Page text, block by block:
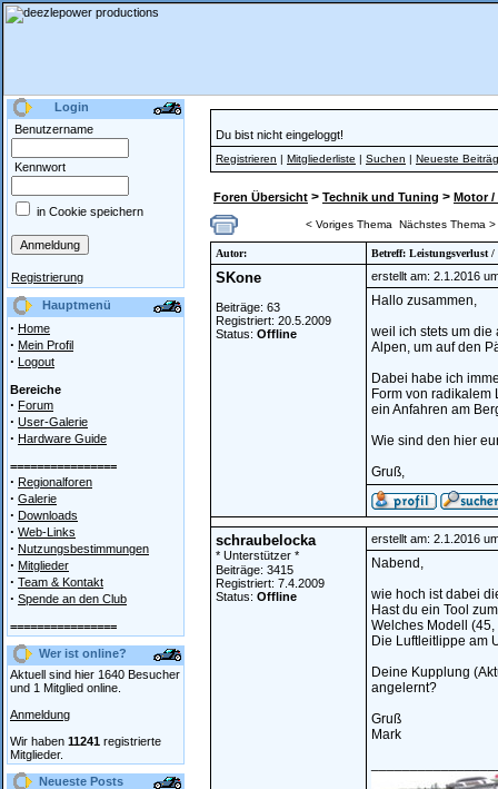
Login
Benutzername
Kennwort
in Cookie speichern
Registrierung
Hauptmenü
· Home
· Mein Profil
· Logout
Bereiche
· Forum
· User-Galerie
· Hardware Guide
================
· Regionalforen
· Galerie
· Downloads
· Web-Links
· Nutzungsbestimmungen
· Mitglieder
· Team & Kontakt
· Spende an den Club
================
Wer ist online?
Aktuell sind hier 1640 Besucher
und 1 Mitglied online.
Anmeldung
Wir haben 11241 registrierte
Mitglieder.
Neueste Posts
Du bist nicht eingeloggt!
Registrieren | Mitgliederliste | Suchen | Neueste
Foren Übersicht > Technik und Tuning > Motor /
< Voriges Thema Nächstes Thema >
Autor: Betreff: Leistungsverlust /
SKone
Beiträge: 63
Registriert: 20.5.2009
Status: Offline
erstellt am: 2.1.2016
Hallo zusammen,
weil ich stets um die
Alpen, um auf den
Dabei habe ich
Form von
ein Anfahren am
Wie sind den hier
Gruß,
schraubelocka
* Unterstützer *
Beiträge: 3415
Registriert: 7.4.2009
Status: Offline
erstellt am: 2.1.2016
Nabend,
wie hoch ist dabei
Hast du ein Tool
Welches Modell (45,
Die Luftleitlippe am
Deine Kupplung
angelernt?
Gruß
Mark